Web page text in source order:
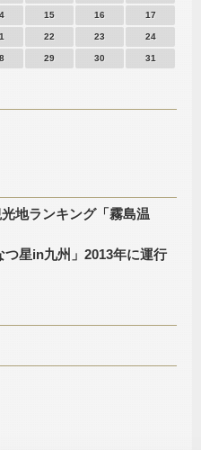
15 16 17
22 23 24
29 30 31
地ランキング「霧島温
星in九州」2013年に運行